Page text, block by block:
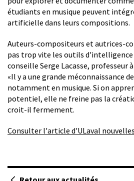
étudiants en musique peuvent
artificielle dans leurs compositions.
Auteurs-compositeurs et autrices-
pas trop vite les outils
conseille Serge Lacasse, professeur
«Il y a une grande méconnaissance
notamment en musique. Si on
potentiel, elle ne freine pas la
croit-il fermement.
Consulter l'article d'ULaval